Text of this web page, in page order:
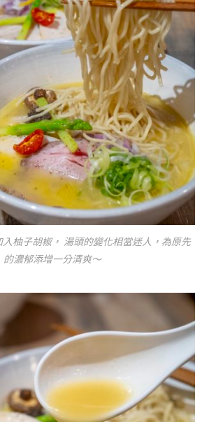
柚子胡椒， 湯頭的變化相當迷人，為原先
的濃郁添增一分清爽～